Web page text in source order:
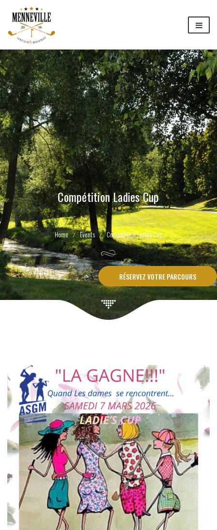
Compétition Ladies Cup
Events Compétition Ladies Cup
RÉSERVEZ VOTRE PARCOURS